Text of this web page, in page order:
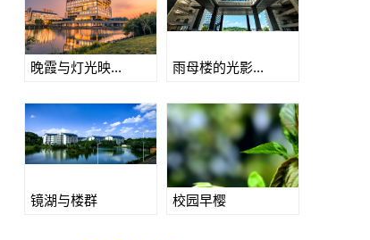
晚霞与灯光映... 雨母楼的光影...
镜湖与楼群 校园早樱